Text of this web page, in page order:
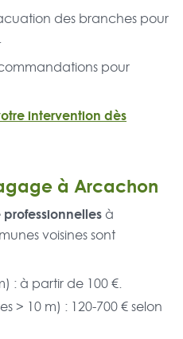
des branches pour
pour
intervention dès
à Arcachon
à
voisines sont
: à partir de 100 €.
> 10 m) : 120-700 € selon